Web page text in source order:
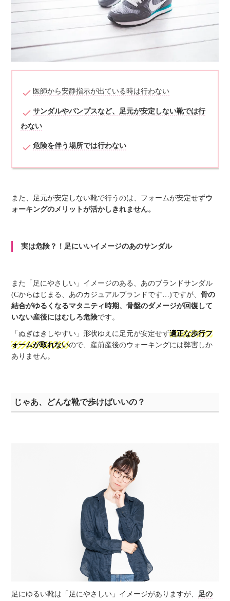
医師から安静指示が出ている時は行わない
サンダルやパンプスなど、足元が安定しない靴では行
わない
危険を伴う場所では行わない
また、足元が安定しない靴で行うのは、フォームが安定せずウ
ォーキングのメリットが活かしきれません。
実は危険？！足にいいイメージのあのサンダル
また「足にやさしい」イメージのある、あのブランドサンダル
(Cからはじまる、あのカジュアルブランドです…)ですが、骨の
結合がゆるくなるマタニティ時期、骨盤のダメージが回復して
いない産後にはむしろ危険です。
「ぬぎはきしやすい」形状ゆえに足元が安定せず適正な歩行フ
ォームが取れないので、産前産後のウォーキングには弊害しか
ありません。
じゃあ、どんな靴で歩けばいいの？
足にゆるい靴は「足にやさしい」イメージがありますが、 足の